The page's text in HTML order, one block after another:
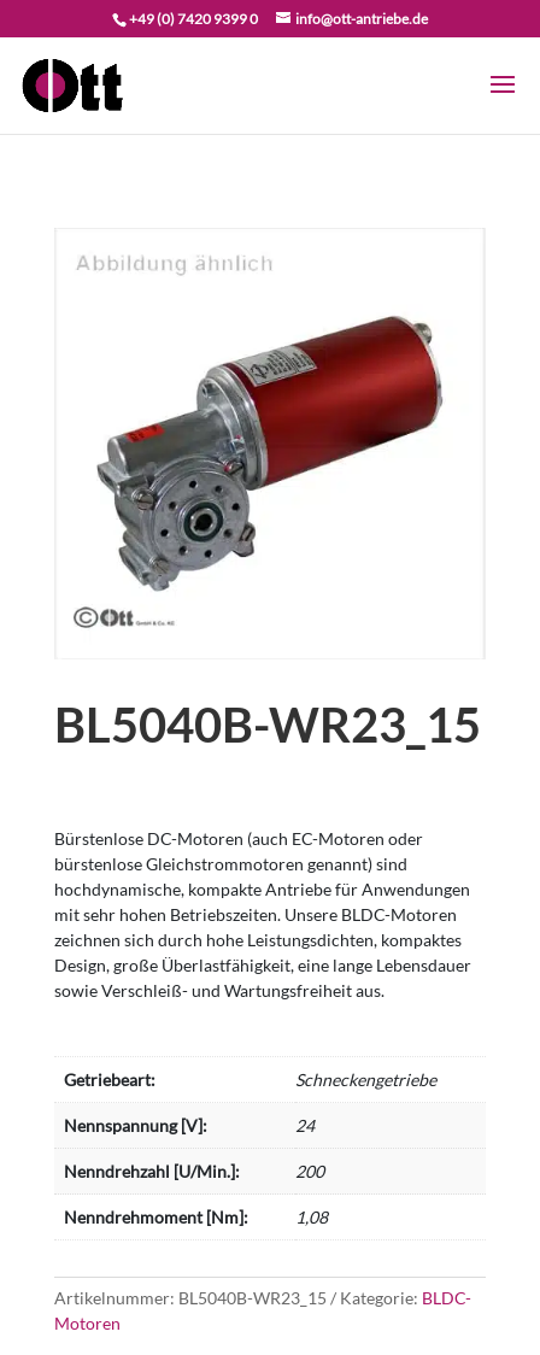
+49 (0) 7420 9399 0 info@ott-antriebe.de
BL5040B-WR23_15
Bürstenlose DC-Motoren (auch EC-Motoren oder
bürstenlose Gleichstrommotoren genannt) sind
hochdynamische, kompakte Antriebe für Anwendungen
mit sehr hohen Betriebszeiten. Unsere BLDC-Motoren
zeichnen sich durch hohe Leistungsdichten, kompaktes
Design, große Überlastfähigkeit, eine lange Lebensdauer
sowie Verschleiß- und Wartungsfreiheit aus.
Getriebeart: Schneckengetriebe
Nennspannung [V]: 24
Nenndrehzahl [U/Min.]: 200
Nenndrehmoment [Nm]: 1,08
Artikelnummer: BL5040B-WR23_15 Kategorie: BLDC-
Motoren